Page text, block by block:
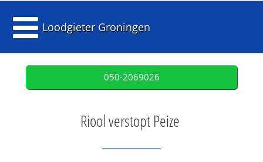
Loodgieter Groningen
050-2069026
Riool verstopt Peize